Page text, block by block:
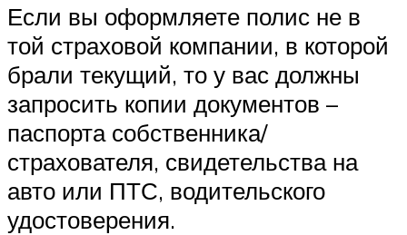
Если вы оформляете полис не в
той страховой компании, в которой
брали текущий, то у вас должны
запросить копии документов –
паспорта собственника/
страхователя, свидетельства на
авто или ПТС, водительского
удостоверения.